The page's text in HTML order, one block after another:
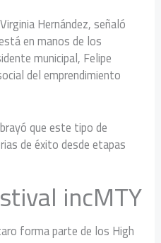
Hernández, señaló
en manos de los
municipal, Felipe
del emprendimiento
que este tipo de
de éxito desde etapas
incMTY
forma parte de los High